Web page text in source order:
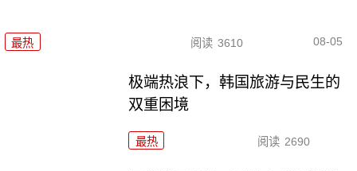
最热 阅读 3610 08-05
极端热浪下，韩国旅游与民生的
双重困境
最热 阅读 2690